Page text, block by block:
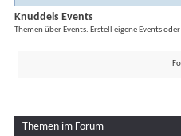
Knuddels Events
Themen über Events. Erstell eigene Events
Themen im Forum